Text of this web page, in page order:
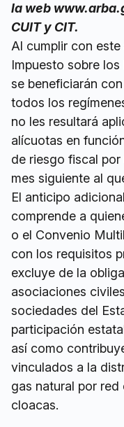
la web
CUIT y CIT.
Al cumplir con
Impuesto sobre
se beneficiarán
todos los
no les resultará
alícuotas en
de riesgo fiscal
mes siguiente al
El anticipo
comprende a
o el Convenio
con los requisitos
excluye de la
asociaciones
sociedades del
participación
así como
vinculados a la
gas natural por
cloacas.